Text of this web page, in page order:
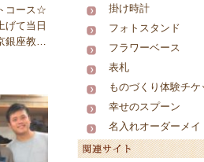
コース☆
げて当日
銀座教室
掛け時計
フォトスタンド
フラワーベース
表札
ものづくり体験チケ
幸せのスプーン
名入れオーダーメイ